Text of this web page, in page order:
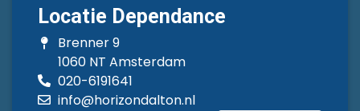
Locatie Dependance
Brenner 9
1060 NT Amsterdam
020-6191641
info@horizondalton.nl